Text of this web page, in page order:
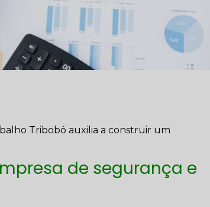
Tribobó auxilia a construir um
de segurança e